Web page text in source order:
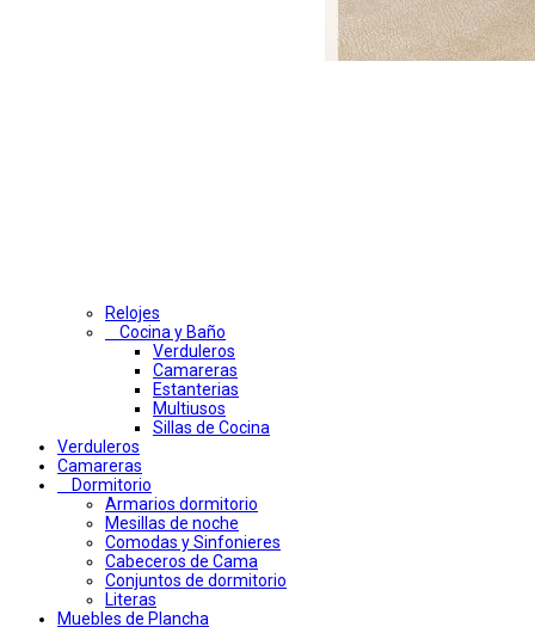
Relojes
Cocina y Baño
Verduleros
Camareras
Estanterias
Multiusos
Sillas de Cocina
Verduleros
Camareras
Dormitorio
Armarios dormitorio
Mesillas de noche
Comodas y Sinfonieres
Cabeceros de Cama
Conjuntos de dormitorio
Literas
Muebles de Plancha